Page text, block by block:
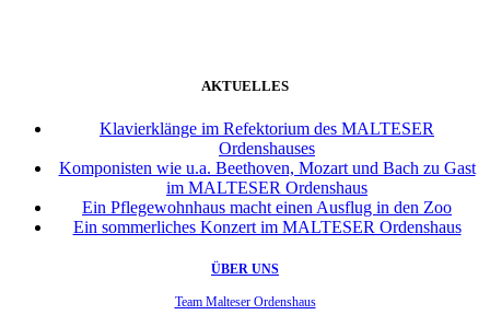
AKTUELLES
Klavierklänge im Refektorium des MALTESER
Ordenshauses
Komponisten wie u.a. Beethoven, Mozart und Bach zu Gast
im MALTESER Ordenshaus
Ein Pflegewohnhaus macht einen Ausflug in den Zoo
Ein sommerliches Konzert im MALTESER Ordenshaus
ÜBER UNS
Team Malteser Ordenshaus